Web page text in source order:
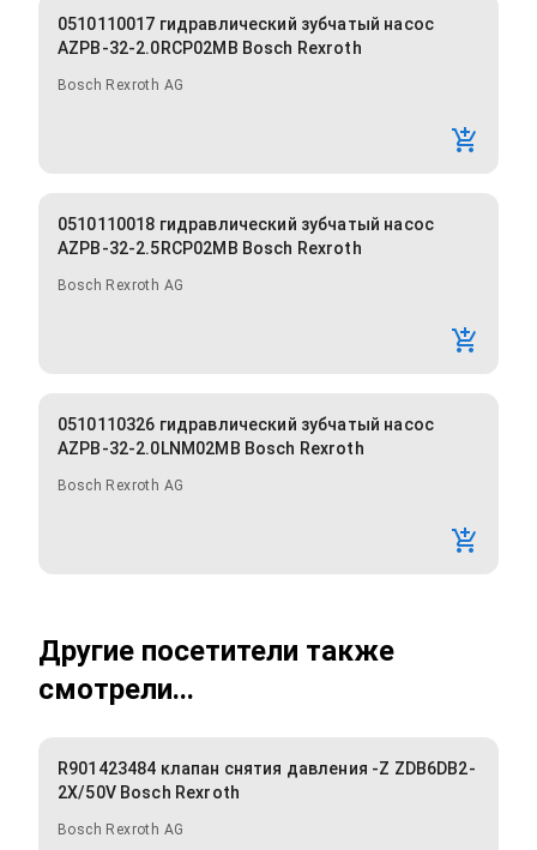
0510110017 гидравлический зубчатый насос
AZPB-32-2.0RCP02MB Bosch Rexroth
Bosch Rexroth AG
0510110018 гидравлический зубчатый насос
AZPB-32-2.5RCP02MB Bosch Rexroth
Bosch Rexroth AG
0510110326 гидравлический зубчатый насос
AZPB-32-2.0LNM02MB Bosch Rexroth
Bosch Rexroth AG
Другие посетители также
смотрели...
R901423484 клапан снятия давления -Z ZDB6DB2-
2X/50V Bosch Rexroth
Bosch Rexroth AG